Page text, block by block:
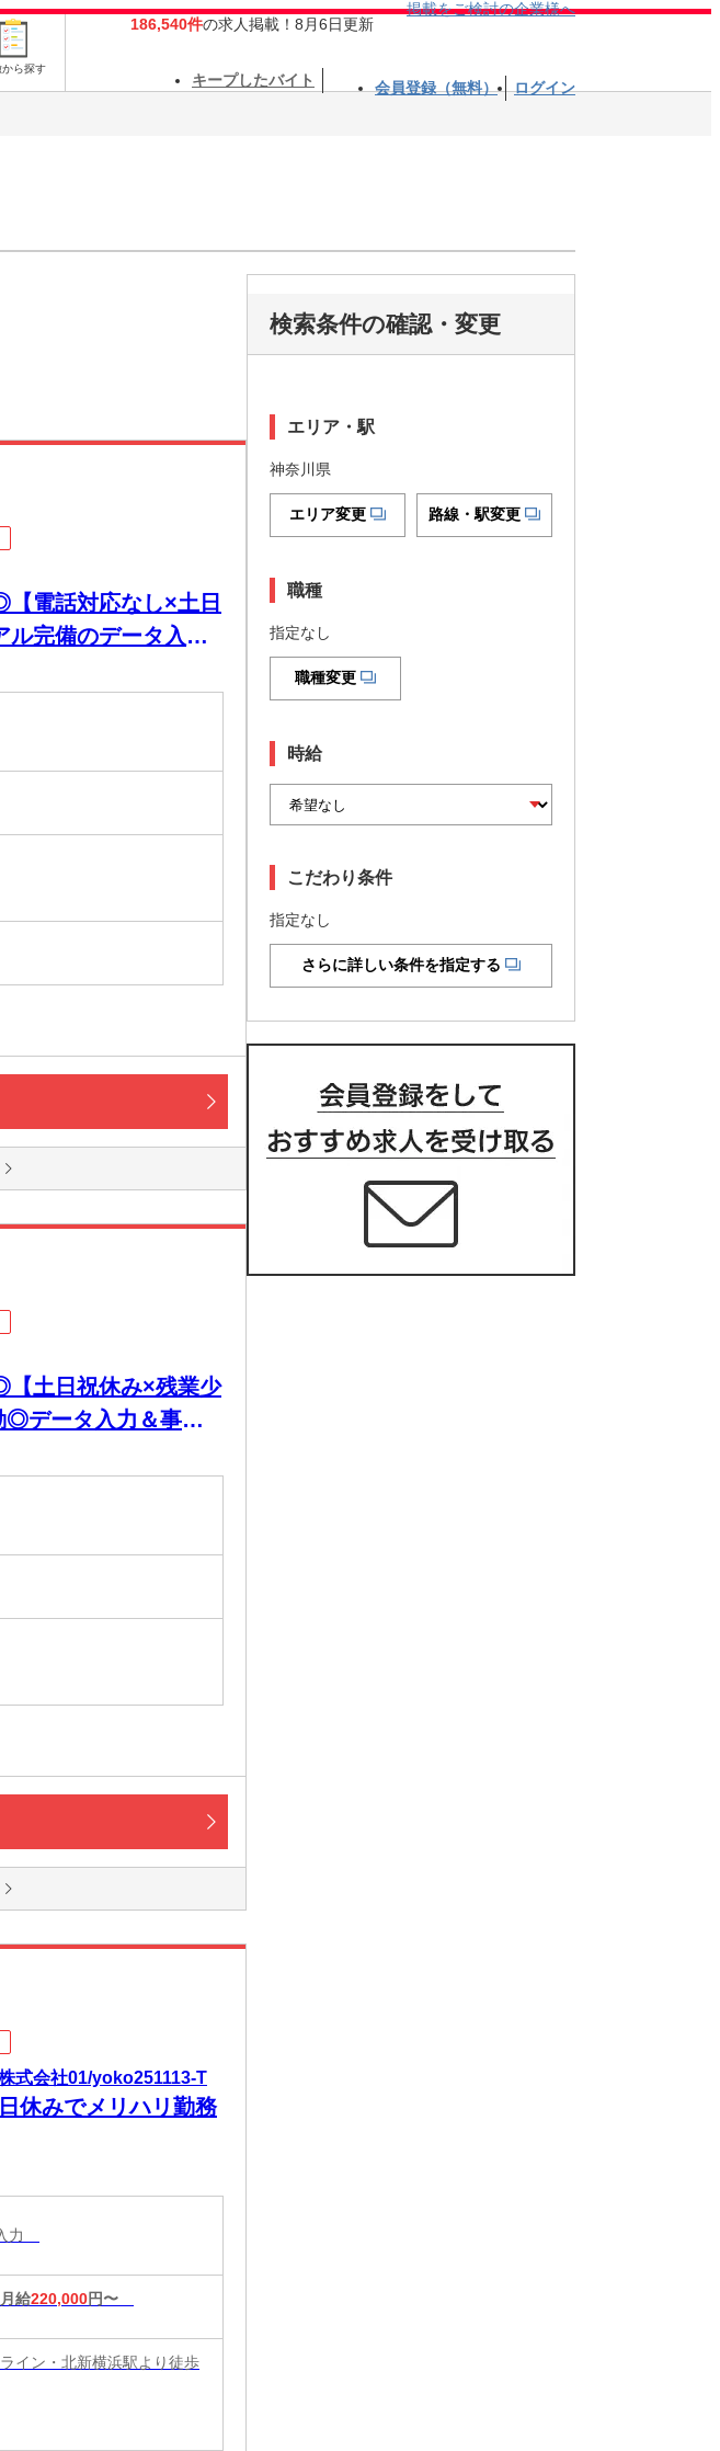
から探す
186,540件の求人掲載！8月6日更新
掲載をご検討の企業様へ
キープしたバイト 会員登録（無料） ログイン
【電話対応なし×土日
ル完備のデータ入力
【土日祝休み×残業少
◎データ入力＆事務
式会社01/yoko251113-T
休みでメリハリ勤務
力
給220,000円〜
イン・北新横浜駅より徒歩
検索条件の確認・変更
エリア・駅
神奈川県
エリア変更 路線・駅変更
職種
指定なし
職種変更
時給
こだわり条件
指定なし
さらに詳しい条件を指定する